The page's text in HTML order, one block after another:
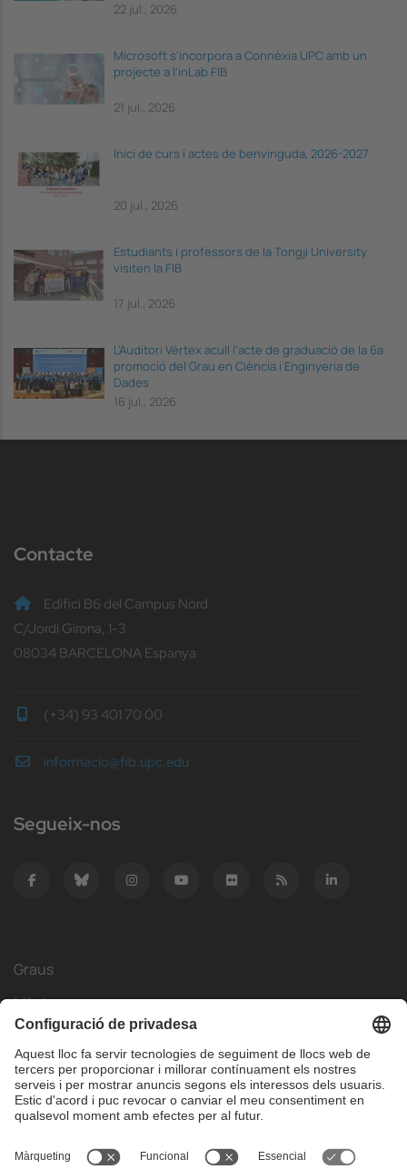
22 jul., 2026
Microsoft s'incorpora a Connèxia UPC amb un
projecte a l'inLab FIB
21 jul., 2026
Inici de curs i actes de benvinguda, 2026-2027
20 jul., 2026
Estudiants i professors de la Tongji University
visiten la FIB
17 jul., 2026
L’Auditori Vèrtex acull l’acte de graduació de la 6a
promoció del Grau en Ciència i Enginyeria de
Dades
16 jul., 2026
Contacte
Edifici B6 del Campus Nord
C/Jordi Girona, 1-3
08034 BARCELONA Espanya
(+34) 93 401 70 00
informacio@fib.upc.edu
Segueix-nos
Graus
Màsters
Mobilitat Internacional
Recerca
Empresa